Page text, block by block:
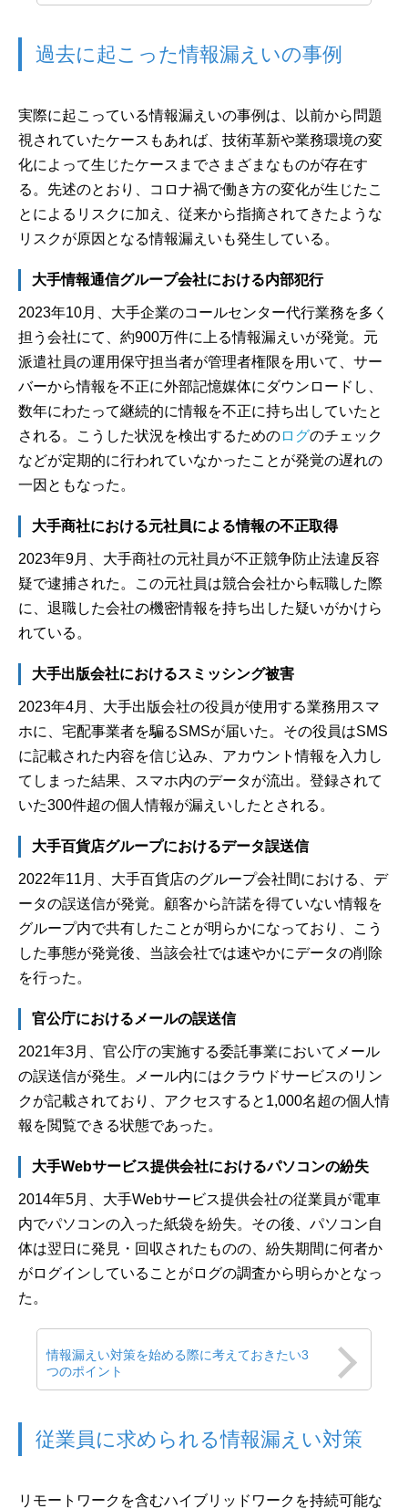
過去に起こった情報漏えいの事例
実際に起こっている情報漏えいの事例は、以前から問題
視されていたケースもあれば、技術革新や業務環境の変
化によって生じたケースまでさまざまなものが存在す
る。先述のとおり、コロナ禍で働き方の変化が生じたこ
とによるリスクに加え、従来から指摘されてきたような
リスクが原因となる情報漏えいも発生している。
大手情報通信グループ会社における内部犯行
2023年10月、大手企業のコールセンター代行業務を多く
担う会社にて、約900万件に上る情報漏えいが発覚。元
派遣社員の運用保守担当者が管理者権限を用いて、サー
バーから情報を不正に外部記憶媒体にダウンロードし、
数年にわたって継続的に情報を不正に持ち出していたと
される。こうした状況を検出するためのログのチェック
などが定期的に行われていなかったことが発覚の遅れの
一因ともなった。
大手商社における元社員による情報の不正取得
2023年9月、大手商社の元社員が不正競争防止法違反容
疑で逮捕された。この元社員は競合会社から転職した際
に、退職した会社の機密情報を持ち出した疑いがかけら
れている。
大手出版会社におけるスミッシング被害
2023年4月、大手出版会社の役員が使用する業務用スマ
ホに、宅配事業者を騙るSMSが届いた。その役員はSMS
に記載された内容を信じ込み、アカウント情報を入力し
てしまった結果、スマホ内のデータが流出。登録されて
いた300件超の個人情報が漏えいしたとされる。
大手百貨店グループにおけるデータ誤送信
2022年11月、大手百貨店のグループ会社間における、デ
ータの誤送信が発覚。顧客から許諾を得ていない情報を
グループ内で共有したことが明らかになっており、こう
した事態が発覚後、当該会社では速やかにデータの削除
を行った。
官公庁におけるメールの誤送信
2021年3月、官公庁の実施する委託事業においてメール
の誤送信が発生。メール内にはクラウドサービスのリン
クが記載されており、アクセスすると1,000名超の個人情
報を閲覧できる状態であった。
大手Webサービス提供会社におけるパソコンの紛失
2014年5月、大手Webサービス提供会社の従業員が電車
内でパソコンの入った紙袋を紛失。その後、パソコン自
体は翌日に発見・回収されたものの、紛失期間に何者か
がログインしていることがログの調査から明らかとなっ
た。
情報漏えい対策を始める際に考えておきたい3
つのポイント
従業員に求められる情報漏えい対策
リモートワークを含むハイブリッドワークを持続可能な